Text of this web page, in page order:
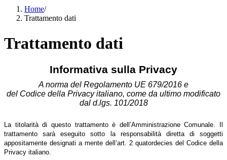
Home/
Trattamento dati
Trattamento dati
Informativa sulla Privacy
A norma del Regolamento UE 679/2016 e
del Codice della Privacy italiano, come da ultimo modificato
dal d.lgs. 101/2018
La titolarità di questo trattamento è dell’Amministrazione Comunale. Il
trattamento sarà eseguito sotto la responsabilità diretta di soggetti
appositamente designati a mente dell’art. 2 quatordecies del Codice della
Privacy italiano.